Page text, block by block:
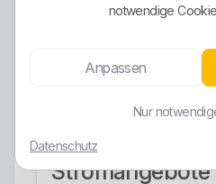
jeder Tarif im Portfolio ist
einem reinen
grünen Strom will, sollte
Tarif wählen und nicht
Stromangebote
notwendige
Anpassen
Nur
Datenschutz